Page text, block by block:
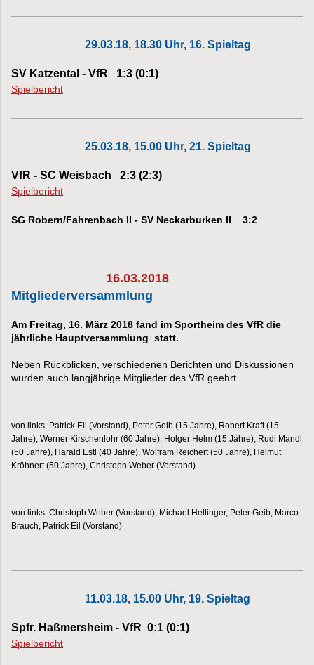
29.03.18, 18.30 Uhr, 16. Spieltag
SV Katzental - VfR 1:3 (0:1)
Spielbericht
25.03.18, 15.00 Uhr, 21. Spieltag
VfR - SC Weisbach 2:3 (2:3)
Spielbericht
SG Robern/Fahrenbach II - SV Neckarburken II 3:2
16.03.2018
Mitgliederversammlung
Am Freitag, 16. März 2018 fand im Sportheim des VfR die
jährliche Hauptversammlung statt.
Neben Rückblicken, verschiedenen Berichten und Diskussionen
wurden auch langjährige Mitglieder des VfR geehrt.
von links: Patrick Eil (Vorstand), Peter Geib (15 Jahre), Robert Kraft (15
Jahre), Werner Kirschenlohr (60 Jahre), Holger Helm (15 Jahre), Rudi Mandl
(50 Jahre), Harald Estl (40 Jahre), Wolfram Reichert (50 Jahre), Helmut
Kröhnert (50 Jahre), Christoph Weber (Vorstand)
von links: Christoph Weber (Vorstand), Michael Hettinger, Peter Geib, Marco
Brauch, Patrick Eil (Vorstand)
11.03.18, 15.00 Uhr, 19. Spieltag
Spfr. Haßmersheim - VfR 0:1 (0:1)
Spielbericht